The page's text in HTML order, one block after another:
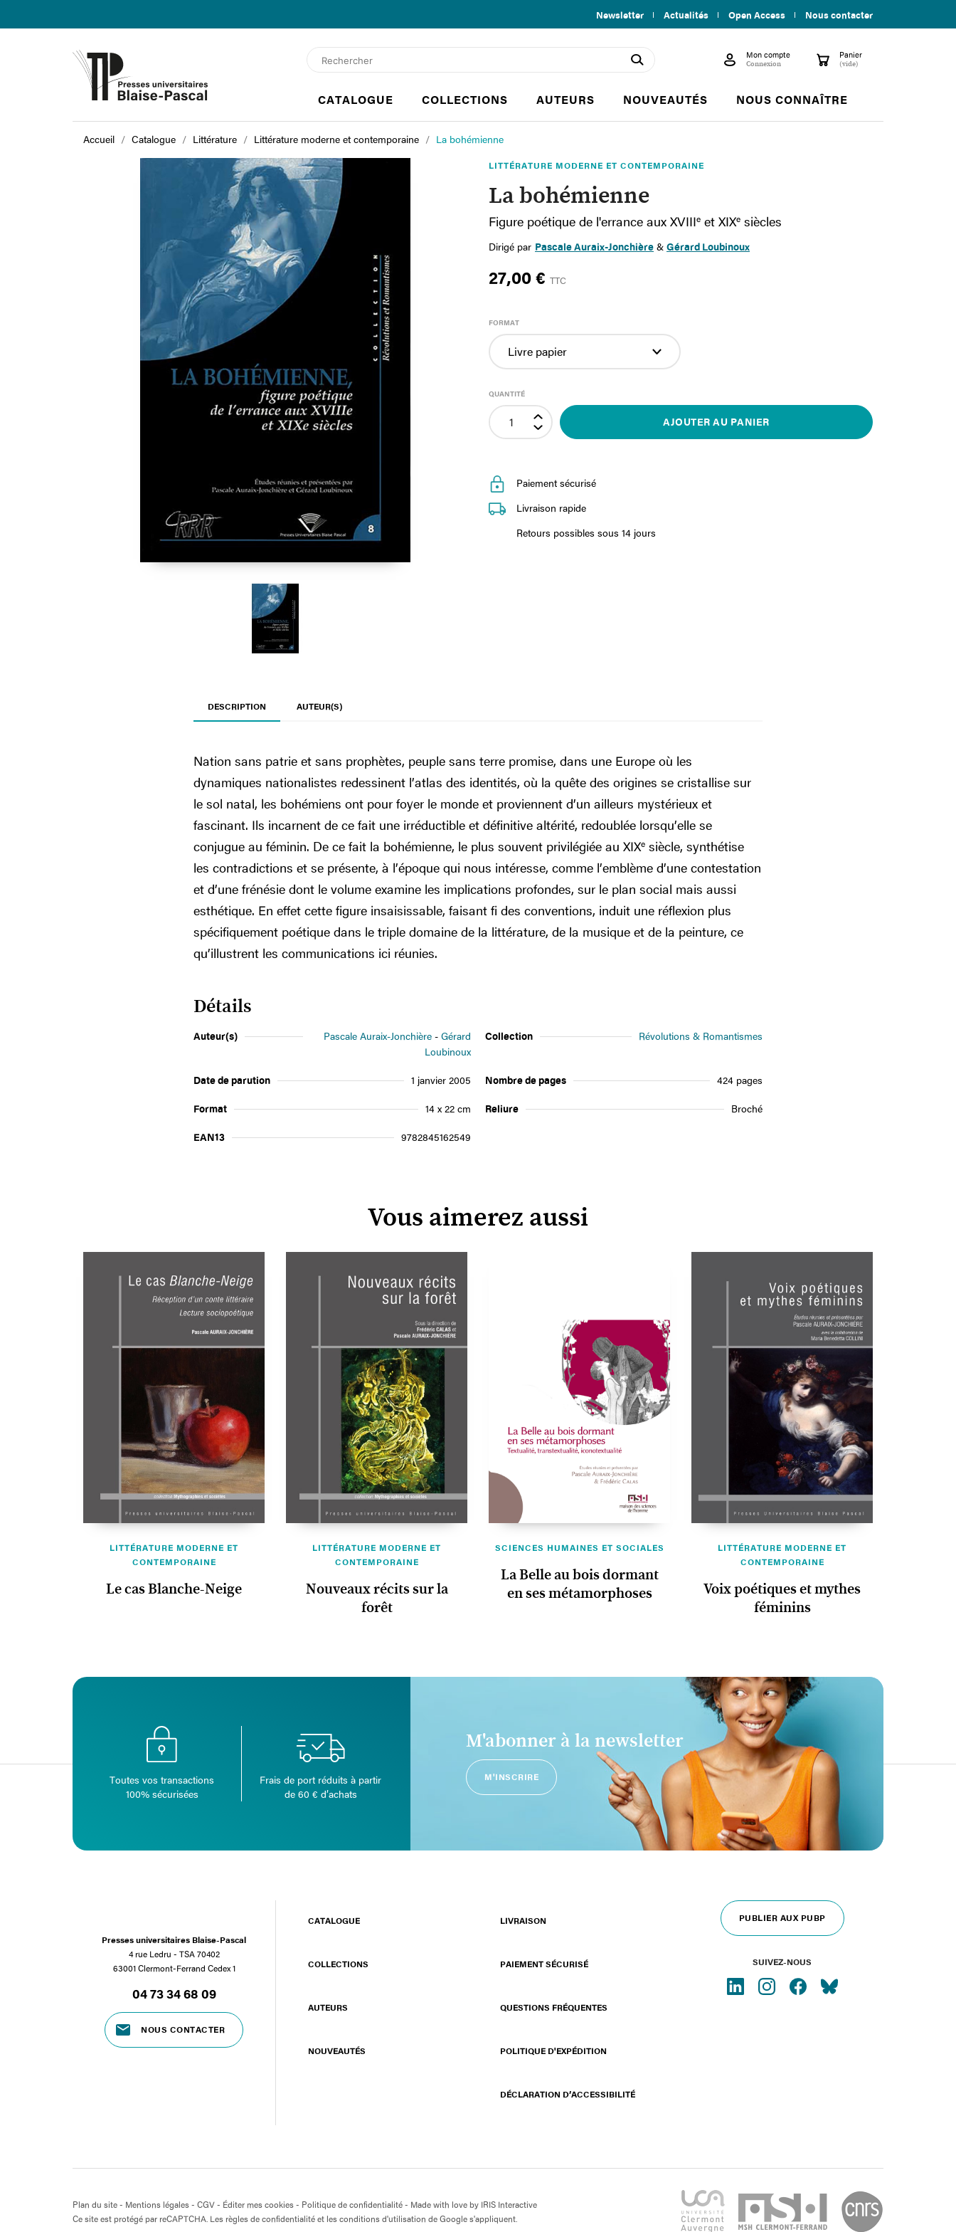
Newsletter Actualités Open Access Nous contacter
search  Mon compte
Connexion shopping_cart Panier
(vide)
CATALOGUE COLLECTIONS AUTEURS NOUVEAUTÉS NOUS CONNAÎTRE
Accueil Catalogue Littérature Littérature moderne et contemporaine La bohémienne
LITTÉRATURE MODERNE ET CONTEMPORAINE
La bohémienne
Figure poétique de l'errance aux XVIIIe et XIXe siècles
Dirigé par Pascale Auraix-Jonchière & Gérard Loubinoux
27,00 € TTC
FORMAT
QUANTITÉ
AJOUTER AU PANIER
Paiement sécurisé
Livraison rapide
Retours possibles sous 14 jours
DESCRIPTION AUTEUR(S)
Nation sans patrie et sans prophètes, peuple sans terre promise, dans une Europe où les
dynamiques nationalistes redessinent l’atlas des identités, où la quête des origines se cristallise sur
le sol natal, les bohémiens ont pour foyer le monde et proviennent d’un ailleurs mystérieux et
fascinant. Ils incarnent de ce fait une irréductible et définitive altérité, redoublée lorsqu’elle se
conjugue au féminin. De ce fait la bohémienne, le plus souvent privilégiée au XIXe siècle, synthétise
les contradictions et se présente, à l’époque qui nous intéresse, comme l’emblème d’une contestation
et d’une frénésie dont le volume examine les implications profondes, sur le plan social mais aussi
esthétique. En effet cette figure insaisissable, faisant fi des conventions, induit une réflexion plus
spécifiquement poétique dans le triple domaine de la littérature, de la musique et de la peinture, ce
qu’illustrent les communications ici réunies.
Détails
Auteur(s) Pascale Auraix-Jonchière
Gérard
Loubinoux
Collection Révolutions & Romantismes
Date de parution 1 janvier 2005 Nombre de pages 424 pages
Format 14 x 22 cm Reliure Broché
EAN13 9782845162549
Vous aimerez aussi
LITTÉRATURE MODERNE ET
CONTEMPORAINE
Le cas Blanche-Neige
LITTÉRATURE MODERNE ET
CONTEMPORAINE
Nouveaux récits sur la
forêt
SCIENCES HUMAINES ET SOCIALES
La Belle au bois dormant
en ses métamorphoses
LITTÉRATURE MODERNE ET
CONTEMPORAINE
Voix poétiques et mythes
féminins
Toutes vos transactions
100% sécurisées
Frais de port réduits à partir
de 60 € d’achats
M'abonner à la newsletter
M'INSCRIRE
Presses universitaires Blaise-Pascal
4 rue Ledru - TSA 70402
63001 Clermont-Ferrand Cedex 1
04 73 34 68 09
NOUS CONTACTER
CATALOGUE
COLLECTIONS
AUTEURS
NOUVEAUTÉS
LIVRAISON
PAIEMENT SÉCURISÉ
QUESTIONS FRÉQUENTES
POLITIQUE D'EXPÉDITION
DÉCLARATION D’ACCESSIBILITÉ
PUBLIER AUX PUBP
SUIVEZ-NOUS
Plan du site- Mentions légales- CGV- Éditer mes cookies- Politique de confidentialité- Made with love by IRIS Interactive
Ce site est protégé par reCAPTCHA. Les règles de confidentialité et les conditions d'utilisation de Google s'appliquent.